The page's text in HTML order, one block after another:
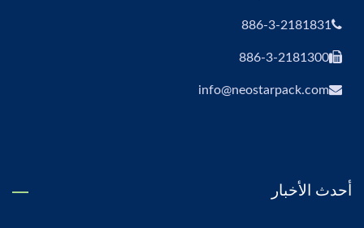
886-3-2181831
886-3-2181300
info@neostarpack.com
أحدث الأخبار